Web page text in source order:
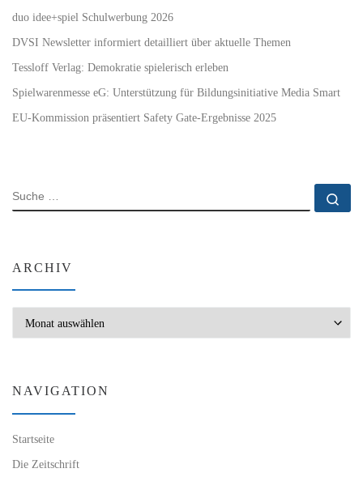
duo idee+spiel Schulwerbung 2026
DVSI Newsletter informiert detailliert über aktuelle Themen
Tessloff Verlag: Demokratie spielerisch erleben
Spielwarenmesse eG: Unterstützung für Bildungsinitiative Media Smart
EU-Kommission präsentiert Safety Gate-Ergebnisse 2025
SUCHE
ARCHIV
NAVIGATION
Startseite
Die Zeitschrift